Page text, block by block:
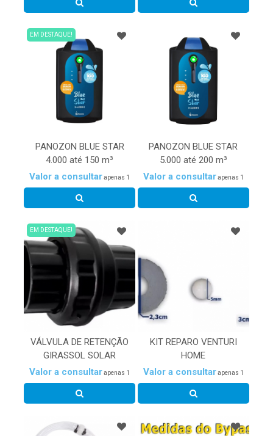
EM DESTAQUE!
PANOZON BLUE STAR
4.000 até 150 m³
Valor a consultarapenas 1
PANOZON BLUE STAR
5.000 até 200 m³
Valor a consultarapenas 1
EM DESTAQUE!
VÁLVULA DE RETENÇÃO
GIRASSOL SOLAR
Valor a consultarapenas 1
KIT REPARO VENTURI
HOME
Valor a consultarapenas 1